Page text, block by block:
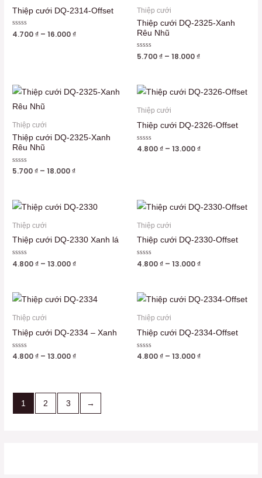
Thiệp cưới DQ-2314-Offset
Được
xếp
4.700₫ –16.000₫
Thiệp cưới
Thiệp cưới DQ-2325-Xanh
Rêu Nhũ
Được
xếp
sao
5.700₫ – 18.000₫
Thiệp cưới
Thiệp cưới DQ-2325-Xanh
Rêu Nhũ
Được
sao
5.700₫ –18.000₫
Thiệp cưới
Thiệp cưới DQ-2326-Offset
Được
4.800₫ – 13.000₫
Thiệp cưới
Thiệp cưới DQ-2330 Xanh lá
Được
xếp
sao
4.800₫ –13.000₫
Thiệp cưới
Thiệp cưới DQ-2330-Offset
Được
xếp
sao
4.800₫ – 13.000₫
Thiệp cưới
Thiệp cưới DQ-2334 – Xanh
Được
4.800₫ –13.000₫
Thiệp cưới
Thiệp cưới DQ-2334-Offset
Được
4.800₫ – 13.000₫
1 2 3 →